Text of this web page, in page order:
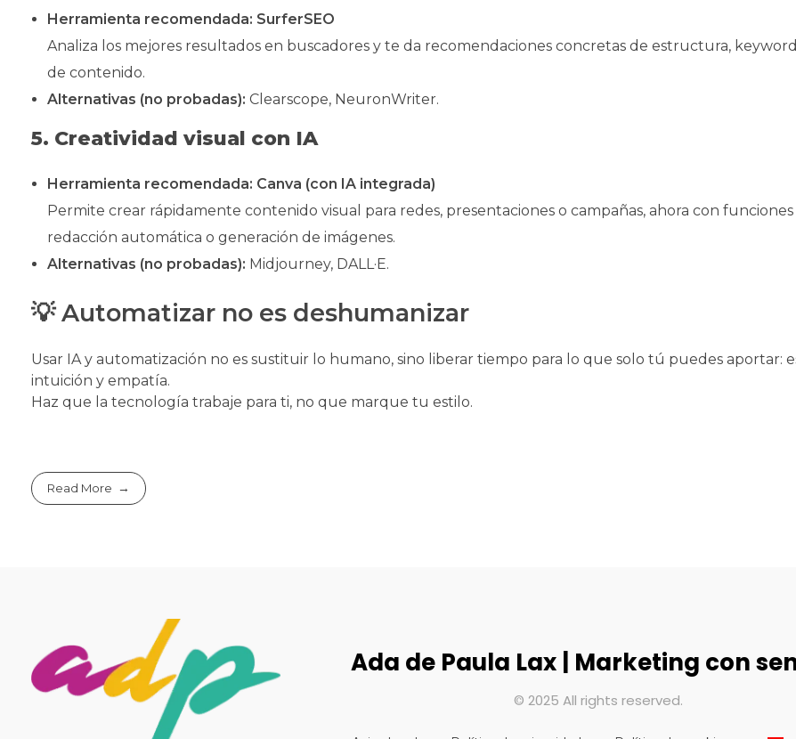
Herramienta recomendada: SurferSEO
Analiza los mejores resultados en buscadores y te da recomendaciones concretas de estructura,
de contenido.
Alternativas (no probadas): Clearscope, NeuronWriter.
5. Creatividad visual con IA
Herramienta recomendada: Canva (con IA integrada)
Permite crear rápidamente contenido visual para redes, presentaciones o campañas, ahora con
redacción automática o generación de imágenes.
Alternativas (no probadas): Midjourney, DALL·E.
💡 Automatizar no es deshumanizar
Usar IA y automatización no es sustituir lo humano, sino liberar tiempo para lo que solo tú puedes aportar:
intuición y empatía.
Haz que la tecnología trabaje para ti, no que marque tu estilo.
Read More
Ada de Paula Lax | Marketing con
© 2025 All rights reserved.